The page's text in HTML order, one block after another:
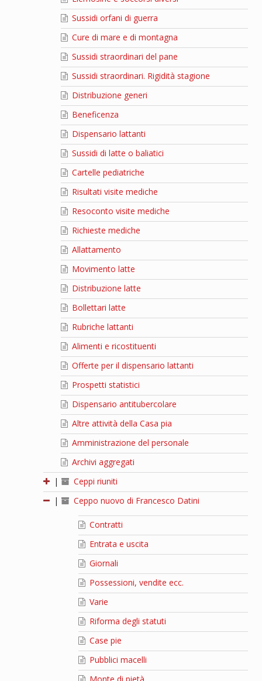
Sussidi orfani di guerra
Cure di mare e di montagna
Sussidi straordinari del pane
Sussidi straordinari. Rigidità stagione
Distribuzione generi
Beneficenza
Dispensario lattanti
Sussidi di latte o baliatici
Cartelle pediatriche
Risultati visite mediche
Resoconto visite mediche
Richieste mediche
Allattamento
Movimento latte
Distribuzione latte
Bollettari latte
Rubriche lattanti
Alimenti e ricostituenti
Offerte per il dispensario lattanti
Prospetti statistici
Dispensario antitubercolare
Altre attività della Casa pia
Amministrazione del personale
Archivi aggregati
|
Ceppi riuniti
|
Ceppo nuovo di Francesco Datini
Contratti
Entrata e uscita
Giornali
Possessioni, vendite ecc.
Varie
Riforma degli statuti
Case pie
Pubblici macelli